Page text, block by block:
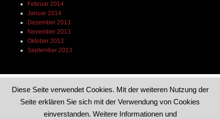
Februar 2014
Januar 2014
Dezember 2013
November 2013
Oktober 2013
September 2013
Diese Seite verwendet Cookies. Mit der weiteren Nutzung der
Seite erklären Sie sich mit der Verwendung von Cookies
einverstanden. Weitere Informationen und